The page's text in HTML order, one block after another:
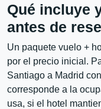
Qué incluye
antes de
Un paquete vuelo +
por el precio inicial.
Santiago a Madrid
corresponde a la
usa, si el hotel